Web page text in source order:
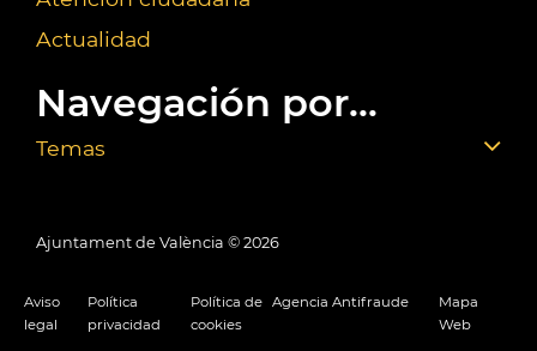
Actualidad
Navegación por...
Temas
Ajuntament de València © 2026
Aviso
legal
Política
privacidad
Política de
cookies
Agencia Antifraude
Mapa
Web